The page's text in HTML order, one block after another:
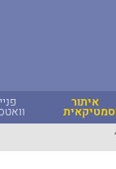
פניית
וואטסאפ
איתור